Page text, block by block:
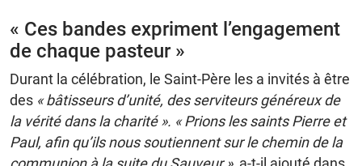
« Ces bandes expriment l’engagement
de chaque pasteur »
Durant la célébration, le Saint-Père les a invités à être
des « bâtisseurs d’unité, des serviteurs généreux de
la vérité dans la charité ». « Prions les saints Pierre et
Paul, afin qu’ils nous soutiennent sur le chemin de la